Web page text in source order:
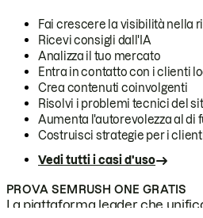
Fai crescere la visibilità nella
Ricevi consigli dall'IA
Analizza il tuo mercato
Entra in contatto con i clienti
Crea contenuti coinvolgenti
Risolvi i problemi tecnici del
Aumenta l'autorevolezza al di
Costruisci strategie per i
Vedi tutti i casi d'uso
PROVA SEMRUSH ONE GRATIS
La piattaforma leader che